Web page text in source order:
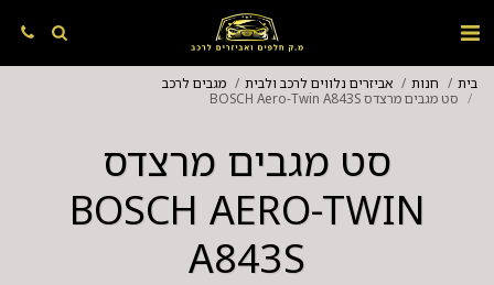
בית חנות אביזרים נלווים לרכב ולבית
מגבים לרכב
סט מגבים מרצדס BOSCH Aero-Twin A843S
סט מגבים מרצדס
BOSCH AERO-TWIN
A843S